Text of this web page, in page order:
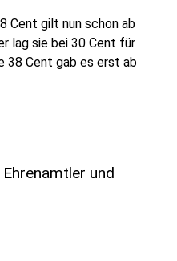
Cent gilt nun schon ab
lag sie bei 30 Cent für
38 Cent gab es erst ab
und